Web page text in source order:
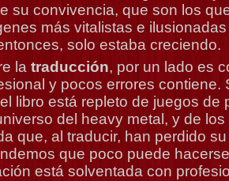
su convivencia, que son los
más vitalistas e
solo estaba creciendo.
la traducción, por un lado es
y pocos errores contiene.
libro está repleto de juegos de
del heavy metal, y de
que, al traducir, han perdido
que poco puede
está solventada con